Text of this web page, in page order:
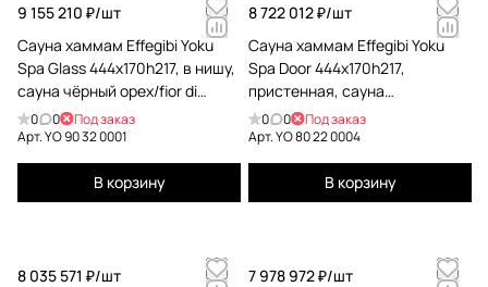
9 155 210 ₽/шт
Сауна хаммам Effegibi Yoku
Spa Glass 444x170h217, в нишу,
сауна чёрный орех/fior di
bosco tortora YO 90 32 0001
0 0
Под заказ
Арт.YO 90 32 0001
В корзину
8 722 012 ₽/шт
Сауна хаммам Effegibi Yoku
Spa Door 444x170h217,
пристенная, сауна
термообработанной
древесины/fior di bosco tortora
YO 80 22 0004
0 0
Под заказ
Арт.YO 80 22 0004
В корзину
8 035 571 ₽/шт
7 978 972 ₽/шт